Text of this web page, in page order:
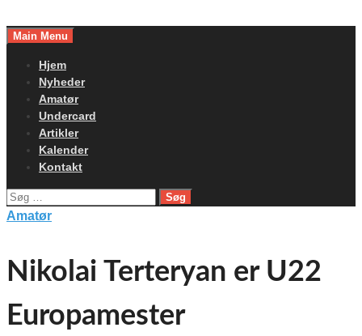
toMain Menu
Hjem
Nyheder
Amatør
Undercard
Artikler
Kalender
Kontakt
Søg
efter:
Amatør
Nikolai Terteryan er U22
Europamester